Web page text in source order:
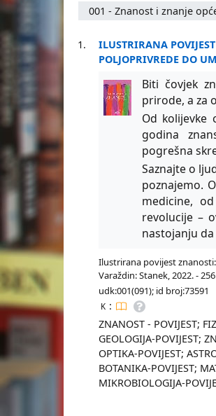
001 - Znanost i znanje
1.
ILUSTRIRANA
POLJOPRIVREDE DO
Biti čovjek
prirode, a za
Od kolijevke
godina
pogrešna
Saznajte o
poznajemo.
medicine,
revolucije –
nastojanju
Ilustrirana povijest
Varaždin: Stanek, 2022. -
udk:001(091); id broj:73591
K :
ZNANOST - POVIJEST;
GEOLOGIJA-POVIJEST;
OPTIKA-POVIJEST;
BOTANIKA-POVIJEST;
MIKROBIOLOGIJA-